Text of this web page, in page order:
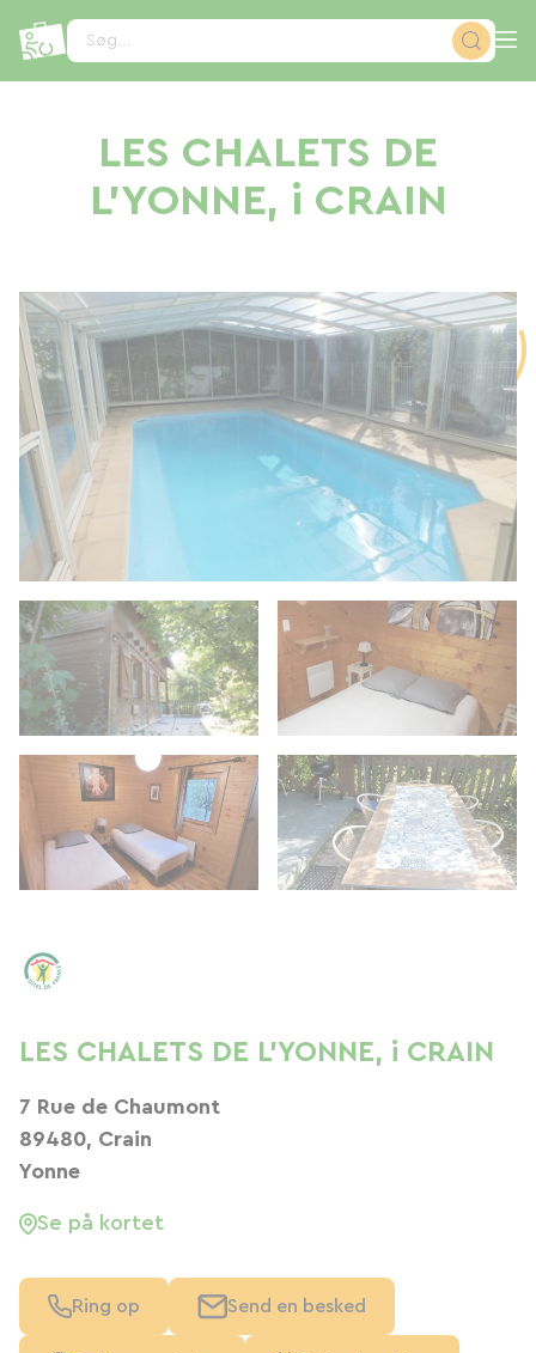
Søg...
LES CHALETS DE
L'YONNE, i CRAIN
LES CHALETS DE L'YONNE, i CRAIN
7 Rue de Chaumont
89480, Crain
Yonne
Se på kortet
Ring op Send en besked
CCookie-styringspanel